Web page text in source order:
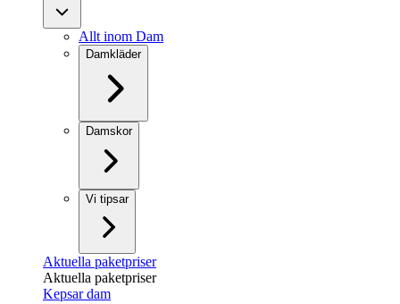
Allt inom Dam
Damkläder
Damskor
Vi tipsar
Aktuella paketpriser
Aktuella paketpriser
Kepsar dam